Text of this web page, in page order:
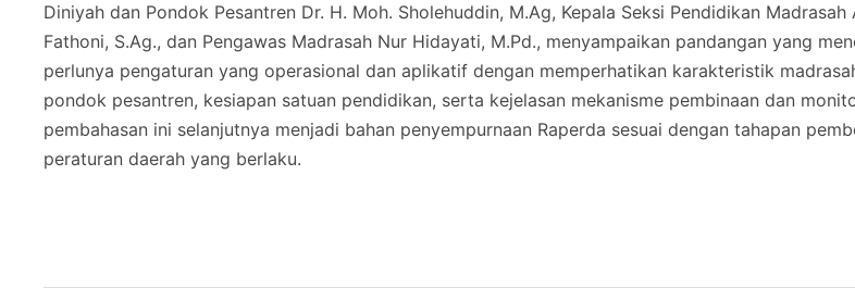
Diniyah dan Pondok Pesantren Dr. H. Moh. Sholehuddin, M.Ag, Kepala Seksi Pendidikan Madrasah
Fathoni, S.Ag., dan Pengawas Madrasah Nur Hidayati, M.Pd., menyampaikan pandangan yang
perlunya pengaturan yang operasional dan aplikatif dengan memperhatikan karakteristik
pondok pesantren, kesiapan satuan pendidikan, serta kejelasan mekanisme pembinaan dan
pembahasan ini selanjutnya menjadi bahan penyempurnaan Raperda sesuai dengan tahapan
peraturan daerah yang berlaku.